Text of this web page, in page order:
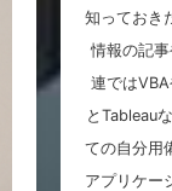
知っておき
情報の記
連では
とTableau
ての自分用
アプリケー